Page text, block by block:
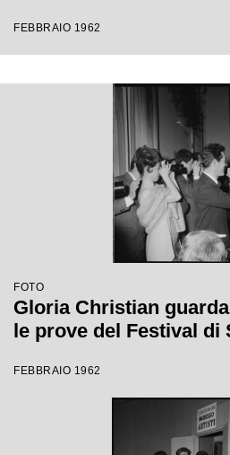
FEBBRAIO 1962
FOTO
Gloria Christian
le prove del Festival di
FEBBRAIO 1962